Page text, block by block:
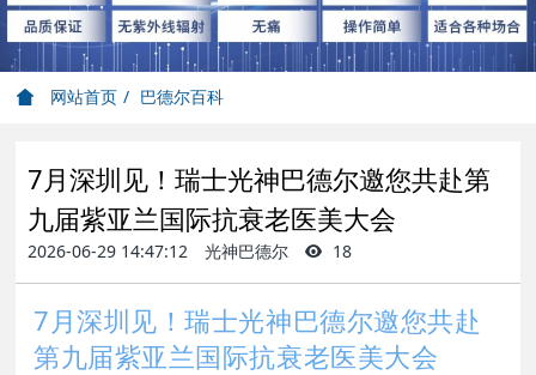
网站首页 巴德尔百科
7月深圳见！瑞士光神巴德尔邀您共赴第
九届紫亚兰国际抗衰老医美大会
2026-06-29 14:47:12 光神巴德尔 18
7月深圳见！瑞士光神巴德尔邀您共赴
第九届紫亚兰国际抗衰老医美大会